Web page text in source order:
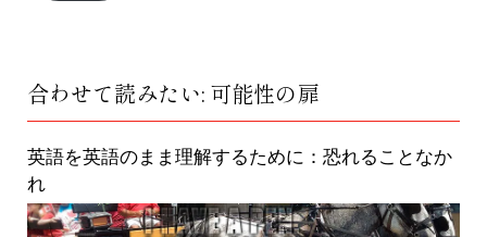
合わせて読みたい: 可能性の扉
英語を英語のまま理解するために：恐れることなか
れ